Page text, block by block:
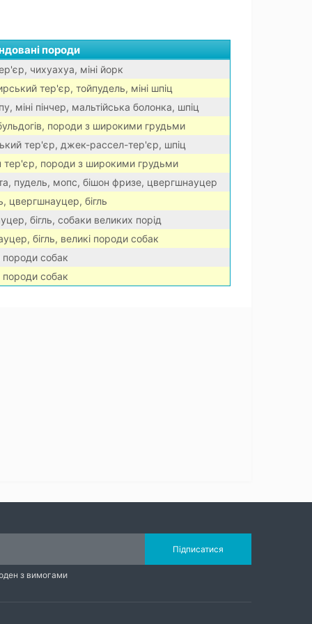
породи
чихуахуа, міні йорк
тер'єр, тойпудель, міні шпіц
міні пінчер, мальтійська болонка, шпіц
породи з широкими грудьми
тер'єр, джек-рассел-тер'єр, шпіц
тер'єр, породи з широкими грудьми
пудель, мопс, бішон фризе, цвергшнауцер
цвергшнауцер, бігль
бігль, собаки великих порід
бігль, великі породи собак
породи собак
породи собак
Підписатися
з вимогами